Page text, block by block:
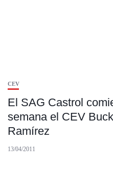
CEV
El SAG Castrol
semana el CEV
Ramírez
13/04/2011